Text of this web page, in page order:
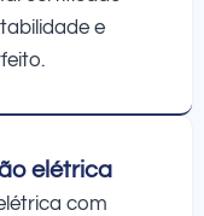
e
elétrica
com